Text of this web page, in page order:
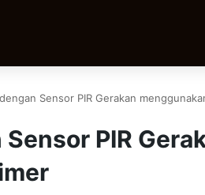
Sensor PIR Gerakan
Sensor PIR